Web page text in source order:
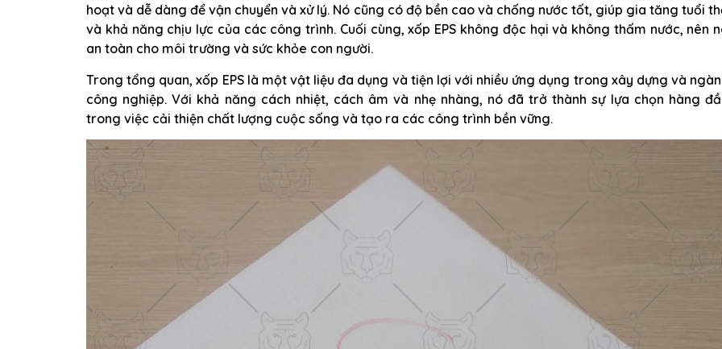
hoạt và dễ dàng để vận chuyển và xử lý. Nó cũng có độ bền cao và chống nước tốt, giúp gia tăng tuổi
và khả năng chịu lực của các công trình. Cuối cùng, xốp EPS không độc hại và không thấm nước, nên
an toàn cho môi trường và sức khỏe con người.
Trong tổng quan, xốp EPS là một vật liệu đa dụng và tiện lợi với nhiều ứng dụng trong xây dựng và
công nghiệp. Với khả năng cách nhiệt, cách âm và nhẹ nhàng, nó đã trở thành sự lựa chọn hàng
trong việc cải thiện chất lượng cuộc sống và tạo ra các công trình bền vững.